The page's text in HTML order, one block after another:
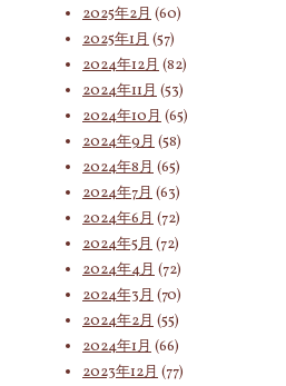
2025年2月 (60)
2025年1月 (57)
2024年12月 (82)
2024年11月 (53)
2024年10月 (65)
2024年9月 (58)
2024年8月 (65)
2024年7月 (63)
2024年6月 (72)
2024年5月 (72)
2024年4月 (72)
2024年3月 (70)
2024年2月 (55)
2024年1月 (66)
2023年12月 (77)